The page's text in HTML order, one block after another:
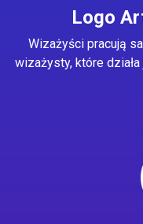
Logo
Wizażyści pracują
wizażysty, które